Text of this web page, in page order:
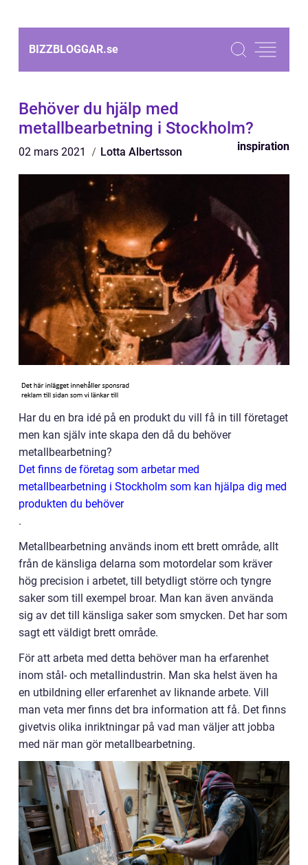
BIZZBLOGGAR.se
Behöver du hjälp med
metallbearbetning i Stockholm?
02 mars 2021 Lotta Albertsson inspiration
Har du en bra idé på en produkt du vill få in till företaget
men kan själv inte skapa den då du behöver
metallbearbetning?
Det finns de företag som arbetar med
metallbearbetning i Stockholm som kan hjälpa dig med
produkten du behöver
.
Metallbearbetning används inom ett brett område, allt
från de känsliga delarna som motordelar som kräver
hög precision i arbetet, till betydligt större och tyngre
saker som till exempel broar. Man kan även använda
sig av det till känsliga saker som smycken. Det har som
sagt ett väldigt brett område.
För att arbeta med detta behöver man ha erfarenhet
inom stål- och metallindustrin. Man ska helst även ha
en utbildning eller erfarenhet av liknande arbete. Vill
man veta mer finns det bra information att få. Det finns
givetvis olika inriktningar på vad man väljer att jobba
med när man gör metallbearbetning.